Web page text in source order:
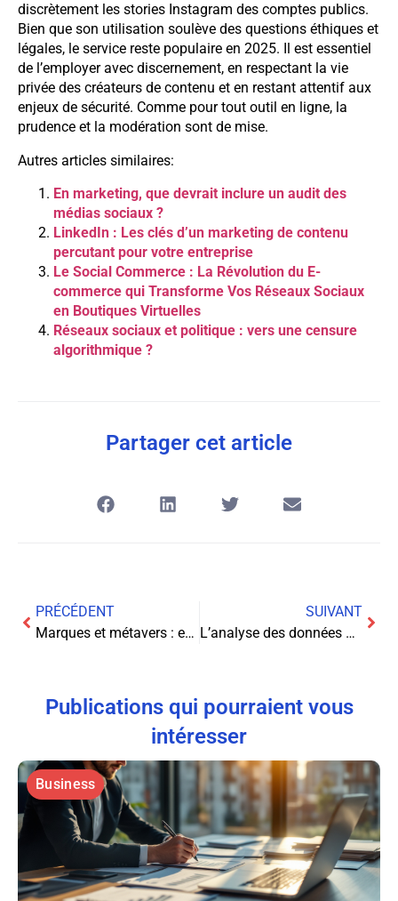
discrètement les stories Instagram des comptes publics.
Bien que son utilisation soulève des questions éthiques et
légales, le service reste populaire en 2025. Il est essentiel
de l’employer avec discernement, en respectant la vie
privée des créateurs de contenu et en restant attentif aux
enjeux de sécurité. Comme pour tout outil en ligne, la
prudence et la modération sont de mise.
Autres articles similaires:
En marketing, que devrait inclure un audit des
médias sociaux ?
LinkedIn : Les clés d’un marketing de contenu
percutant pour votre entreprise
Le Social Commerce : La Révolution du E-
commerce qui Transforme Vos Réseaux Sociaux
en Boutiques Virtuelles
Réseaux sociaux et politique : vers une censure
algorithmique ?
Partager cet article
PRÉCÉDENT
Marques et métavers : effet de mode ou transformation durable ?
SUIVANT
L’analyse des données dans Valorant : révolution statistique pour le jeu compétitif
Publications qui pourraient vous
intéresser
Business